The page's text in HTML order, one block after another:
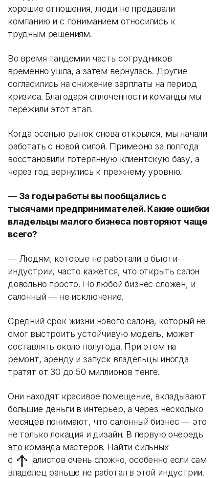
хорошие отношения, люди не предавали
компанию и с пониманием относились к
трудным решениям.
Во время пандемии часть сотрудников
временно ушла, а затем вернулась. Другие
согласились на снижение зарплаты на период
кризиса. Благодаря сплоченности команды мы
пережили этот этап.
Когда осенью рынок снова открылся, мы начали
работать с новой силой. Примерно за полгода
восстановили потерянную клиентскую базу, а
через год вернулись к прежнему уровню.
— За годы работы вы пообщались с
тысячами предпринимателей. Какие ошибки
владельцы малого бизнеса повторяют чаще
всего?
— Людям, которые не работали в бьюти-
индустрии, часто кажется, что открыть салон
довольно просто. Но любой бизнес сложен, и
салонный — не исключение.
Средний срок жизни нового салона, который не
смог выстроить устойчивую модель, может
составлять около полугода. При этом на
ремонт, аренду и запуск владельцы иногда
тратят от 30 до 50 миллионов тенге.
Они находят красивое помещение, вкладывают
большие деньги в интерьер, а через несколько
месяцев понимают, что салонный бизнес — это
не только локация и дизайн. В первую очередь
это команда мастеров. Найти сильных
специалистов очень сложно, особенно если сам
владелец раньше не работал в этой индустрии.